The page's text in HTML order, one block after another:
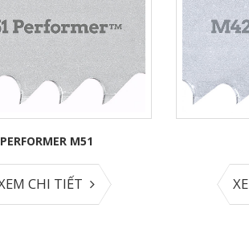
ALLPOWER
XEM CHI TIẾT